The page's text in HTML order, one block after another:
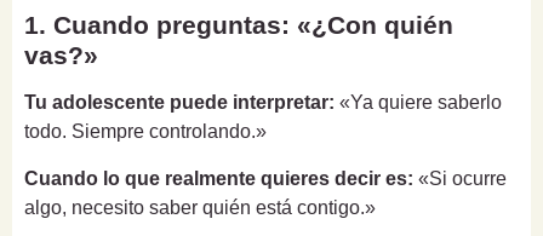
1. Cuando preguntas: «¿Con quién
vas?»
Tu adolescente puede interpretar: «Ya quiere saberlo
todo. Siempre controlando.»
Cuando lo que realmente quieres decir es: «Si ocurre
algo, necesito saber quién está contigo.»